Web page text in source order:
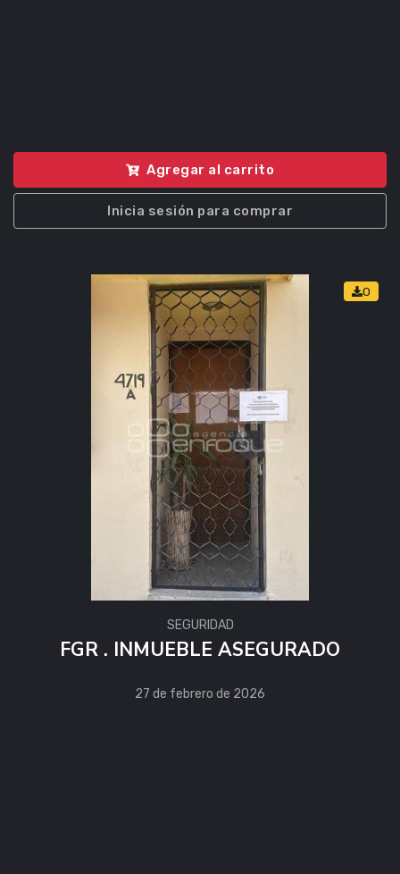
Agregar al carrito
Inicia sesión para comprar
0
SEGURIDAD
FGR . INMUEBLE ASEGURADO
27 de febrero de 2026